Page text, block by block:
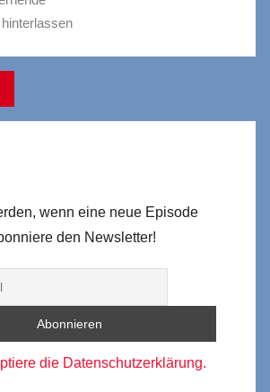
wenn eine neue Episode
den Newsletter!
die Datenschutzerklärung.